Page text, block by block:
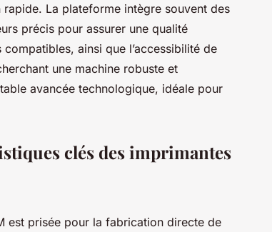
La plateforme intègre souvent des
précis pour assurer une qualité
ainsi que l’accessibilité de
une machine robuste et
avancée technologique, idéale pour
clés des imprimantes
est prisée pour la fabrication directe de